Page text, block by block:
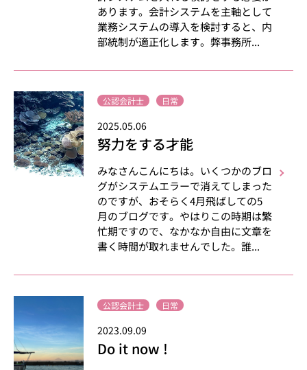
あります。会計システムを主軸として
業務システムの導入を検討すると、内
部統制が適正化します。弊事務所...
公認会計士 日常
2025.05.06
努力をする才能
みなさんこんにちは。いくつかのブロ
グがシステムエラーで消えてしまった
のですが、おそらく4月飛ばしての5
月のブログです。やはりこの時期は繁
忙期ですので、なかなか自由に文章を
書く時間が取れませんでした。誰...
公認会計士 日常
2023.09.09
Do it now !